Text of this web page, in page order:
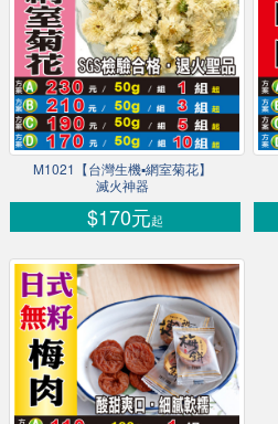
M1021【台灣生機▪網室菊花】
滅火神器
$170元起